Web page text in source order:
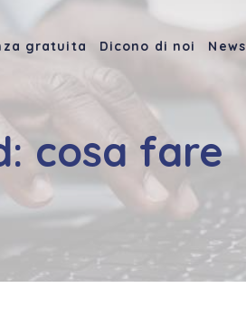
gratuita Dicono di noi News
cosa fare